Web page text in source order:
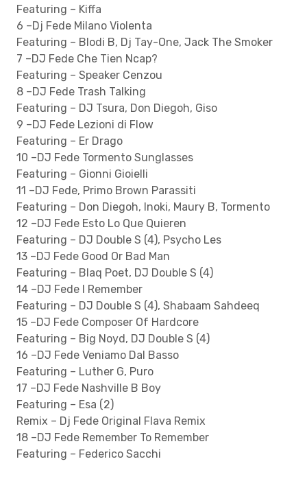
Featuring – Kiffa
6 –Dj Fede Milano Violenta
Featuring – Blodi B, Dj Tay-One, Jack The Smoker
7 –DJ Fede Che Tien Ncap?
Featuring – Speaker Cenzou
8 –DJ Fede Trash Talking
Featuring – DJ Tsura, Don Diegoh, Giso
9 –DJ Fede Lezioni di Flow
Featuring – Er Drago
10 –DJ Fede Tormento Sunglasses
Featuring – Gionni Gioielli
11 –DJ Fede, Primo Brown Parassiti
Featuring – Don Diegoh, Inoki, Maury B, Tormento
12 –DJ Fede Esto Lo Que Quieren
Featuring – DJ Double S (4), Psycho Les
13 –DJ Fede Good Or Bad Man
Featuring – Blaq Poet, DJ Double S (4)
14 –DJ Fede I Remember
Featuring – DJ Double S (4), Shabaam Sahdeeq
15 –DJ Fede Composer Of Hardcore
Featuring – Big Noyd, DJ Double S (4)
16 –DJ Fede Veniamo Dal Basso
Featuring – Luther G, Puro
17 –DJ Fede Nashville B Boy
Featuring – Esa (2)
Remix – Dj Fede Original Flava Remix
18 –DJ Fede Remember To Remember
Featuring – Federico Sacchi